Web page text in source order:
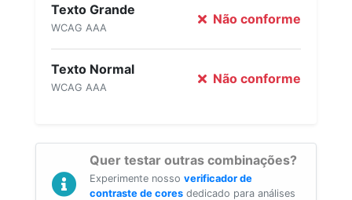
Texto Grande
WCAG AAA
Não conforme
Texto Normal
WCAG AAA
Não conforme
Quer testar outras combinações?
Experimente nosso verificador de
contraste de cores dedicado para análises